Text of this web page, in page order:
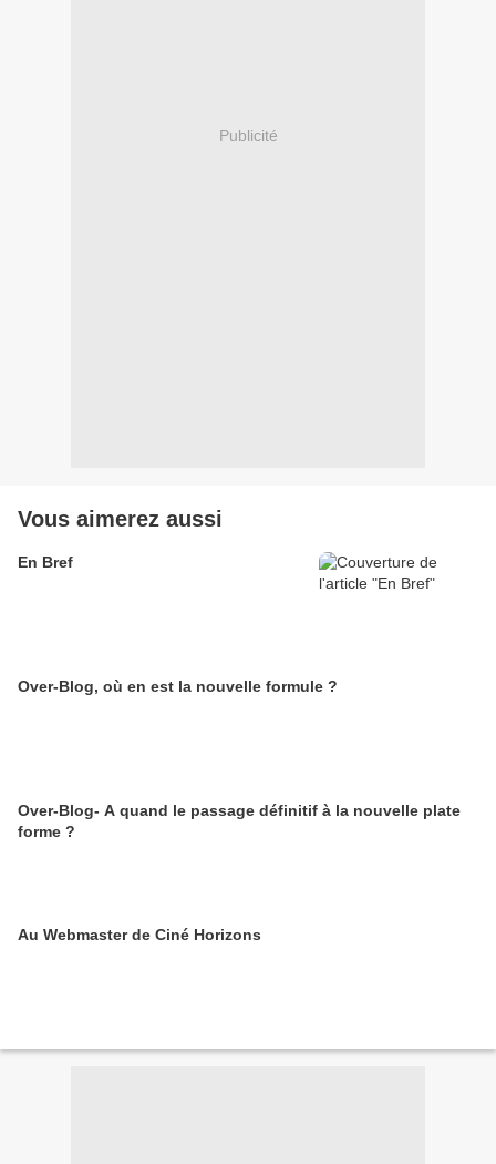
Publicité
Vous aimerez aussi
En Bref
Over-Blog, où en est la nouvelle formule ?
Over-Blog- A quand le passage définitif à la nouvelle plate
forme ?
Au Webmaster de Ciné Horizons